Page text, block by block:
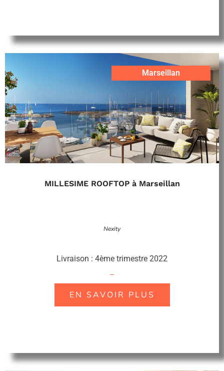
Marseillan
MILLESIME ROOFTOP à Marseillan
Nexity
Livraison : 4ème trimestre 2022
–
EN SAVOIR PLUS